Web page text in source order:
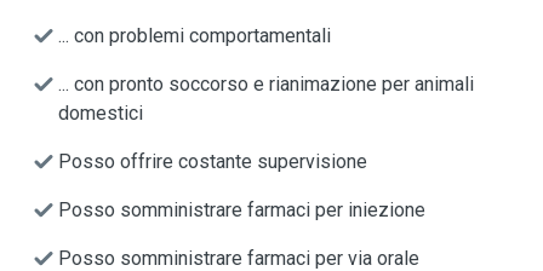
... con problemi comportamentali
... con pronto soccorso e rianimazione per animali
domestici
Posso offrire costante supervisione
Posso somministrare farmaci per iniezione
Posso somministrare farmaci per via orale